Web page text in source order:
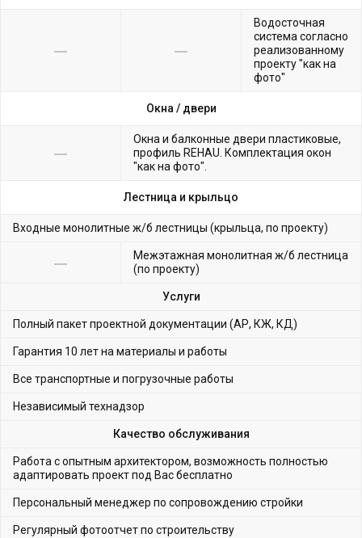
Водосточная
система согласно
реализованному
проекту "как на
фото"
Окна / двери
Окна и балконные двери пластиковые,
профиль REHAU. Комплектация окон
"как на фото".
Лестница и крыльцо
Входные монолитные ж/б лестницы (крыльца, по проекту)
Межэтажная монолитная ж/б лестница
(по проекту)
Услуги
Полный пакет проектной документации (АР, КЖ, КД)
Гарантия 10 лет на материалы и работы
Все транспортные и погрузочные работы
Независимый технадзор
Качество обслуживания
Работа с опытным архитектором, возможность полностью
адаптировать проект под Вас бесплатно
Персональный менеджер по сопровождению стройки
Регулярный фотоотчет по строительству